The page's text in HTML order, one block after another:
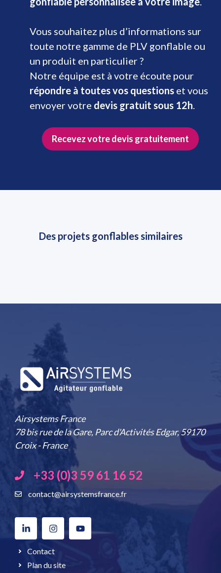
Vous souhaitez plus d’informations sur
toute notre gamme de PLV gonflable ou
un produit en particulier ?
Notre équipe est à votre écoute pour
répondre à toutes vos questions et vous
envoyer votre devis gratuit sous 12h.
Recevez votre devis gratuitement
Des projets gonflables similaires
Airsystems France
78 bis rue de la Gare, Parc d'Activités Edgar, 59170
Croix - France
+33 (0)3 59 61 16 52
contact@airsystemsfrance.fr
Contact
Plan du site